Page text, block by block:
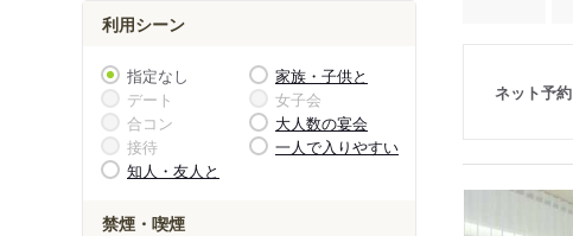
利用シーン
指定なし
家族・子供と
デート
女子会
合コン
大人数の宴会
接待
一人で入りやすい
知人・友人と
禁煙・喫煙
ネット予約